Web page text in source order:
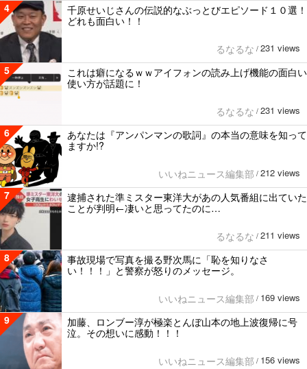
4
千原せいじさんの伝説的なぶっとびエピソード１０選！
どれも面白い！！
るなるな / 231 views
5
これは癖になるｗｗアイフォンの読み上げ機能の面白い
使い方が話題に！
るなるな / 231 views
6
あなたは『アンパンマンの歌詞』の本当の意味を知って
ますか!?
いいねニュース編集部 / 212 views
7
逮捕された準ミスター東洋大があの人気番組に出ていた
ことが判明←凄いと思ってたのに…
るなるな / 211 views
8
事故現場で写真を撮る野次馬に「恥を知りなさ
い！！！」と警察が怒りのメッセージ。
いいねニュース編集部 / 169 views
9
加藤、ロンブー淳が極楽とんぼ山本の地上波復帰に号
泣。その想いに感動！！！
いいねニュース編集部 / 156 views